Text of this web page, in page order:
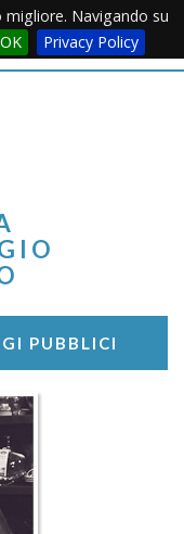
Navigando su
OK Privacy PolicyMenu
PUBBLICI